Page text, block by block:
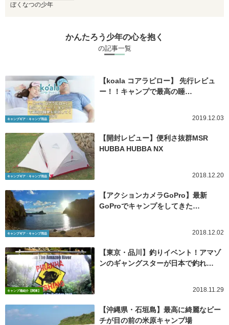
ぼくなつの少年
かんたろう少年の心を抱く
の記事一覧
キャンプギア・キャンプ用品
【koala コアラピロー】 先行レビュ
ー！！キャンプで最高の睡…
2019.12.03
キャンプギア・キャンプ用品
【開封レビュー】便利さ抜群MSR
HUBBA HUBBA NX
2018.12.20
キャンプギア・キャンプ用品
【アクションカメラGoPro】最新
GoProでキャンプをしてきた…
2018.12.02
キャンプ場紹介【関東】
【東京・品川】釣りイベント！アマゾ
ンのギャングスターが日本で釣れ…
2018.11.29
【沖縄県・石垣島】最高に綺麗なビー
チが目の前の米原キャンプ場